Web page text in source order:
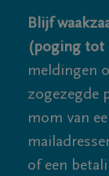
Blijf
(poging tot
meldingen
zogezegde
mom van
of een